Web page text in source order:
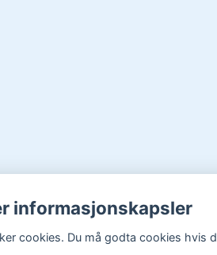
informasjonskapsler
cookies. Du må godta cookies hvis